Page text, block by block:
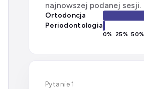
najnowszej podanej sesji.
Ortodoncja
Periodontologia
0% 25% 50%
Pytanie 1